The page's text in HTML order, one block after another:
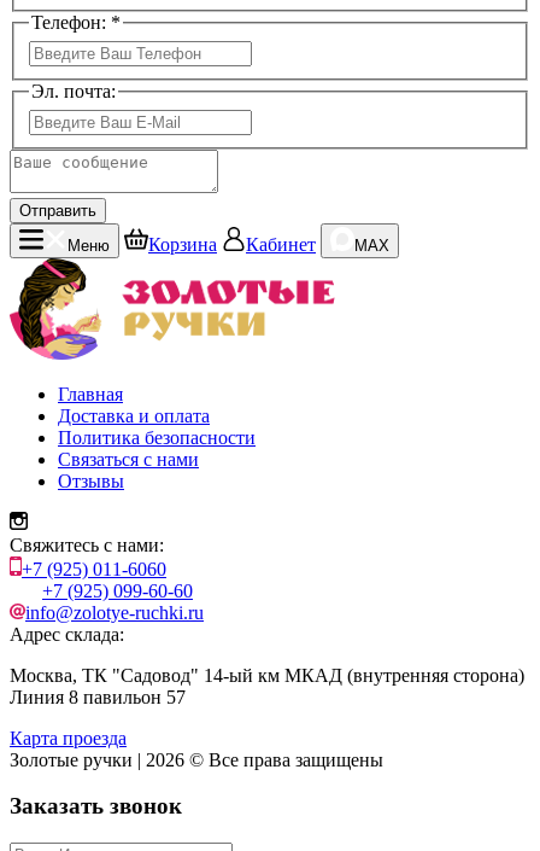
Телефон: *
Эл. почта:
Отправить
Меню
Корзина Кабинет MAX
Главная
Доставка и оплата
Политика безопасности
Связаться с нами
Отзывы
Свяжитесь с нами:
+7 (925) 011-6060
+7 (925) 099-60-60
info@zolotye-ruchki.ru
Адрес склада:
Москва, ТК "Садовод" 14-ый км МКАД (внутренняя сторона)
Линия 8 павильон 57
Карта проезда
Золотые ручки | 2026 © Все права защищены
Заказать звонок